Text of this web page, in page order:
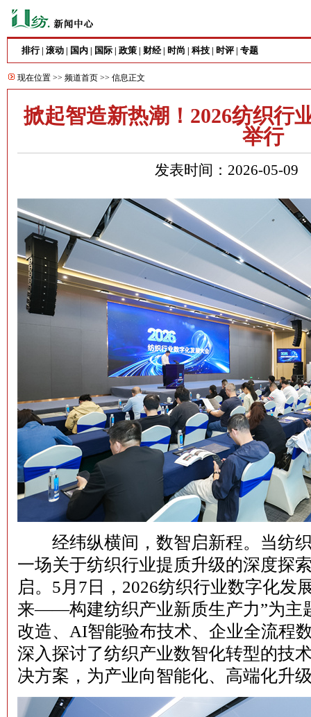
排行| 滚动 国内 国际 政策 财经| 时尚 科技 时评 专题
现在位置 >> 频道首页 >> 信息正文
掀起智造新热潮！2026纺织行
举行
发表时间：2026-05-
经纬纵横间，数智启新程。当纺织
一场关于纺织行业提质升级的深度探
启。5月7日，2026纺织行业数字化发
来——构建纺织产业新质生产力”为主
改造、AI智能验布技术、企业全流程
深入探讨了纺织产业数智化转型的技
决方案，为产业向智能化、高端化升